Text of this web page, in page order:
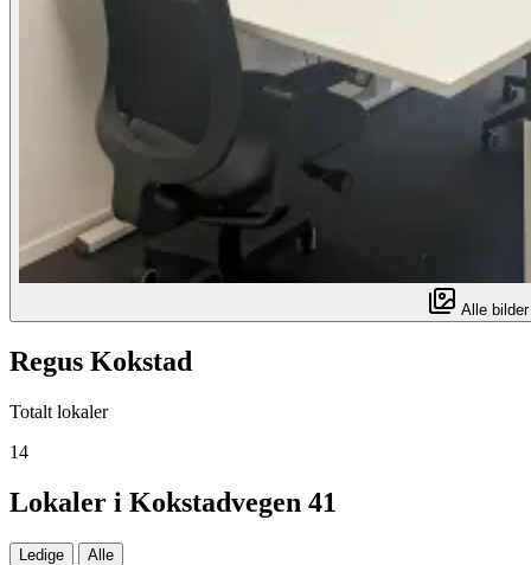
Alle bilder
Regus Kokstad
Totalt lokaler
14
Lokaler i Kokstadvegen 41
Ledige Alle